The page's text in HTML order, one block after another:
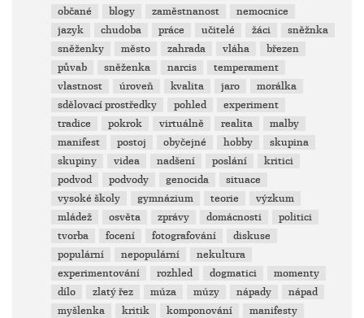
občané
blogy zaměstnanost
nemocnice
jazyk
chudoba práce učitelé žáci
sněžnka
sněženky
město zahrada vláha
březen
půvab
sněženka narcis
temperament
vlastnost
úroveň kvalita jaro
morálka
sdělovací prostředky
pohled
experiment
tradice
pokrok virtuálně realita
malby
manifest
postoj obyčejné hobby
skupina
skupiny
videa nadšení poslání
kritici
podvod
podvody genocida
situace
vysoké školy
gymnázium teorie
výzkum
mládež
osvěta zprávy domácnosti
politici
tvorba
focení fotografování
diskuse
populární
nepopulární
nekultura
experimentování
rozhled dogmatici
momenty
dílo
zlatý řez múza múzy nápady
nápad
myšlenka
kritik komponování
manifesty